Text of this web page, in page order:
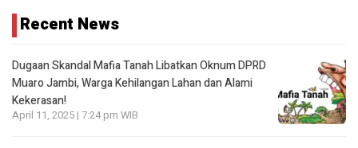
Recent News
Dugaan Skandal Mafia Tanah Libatkan Oknum DPRD
Muaro Jambi, Warga Kehilangan Lahan dan Alami
Kekerasan!
April 11, 2025 | 7:24 pm WIB